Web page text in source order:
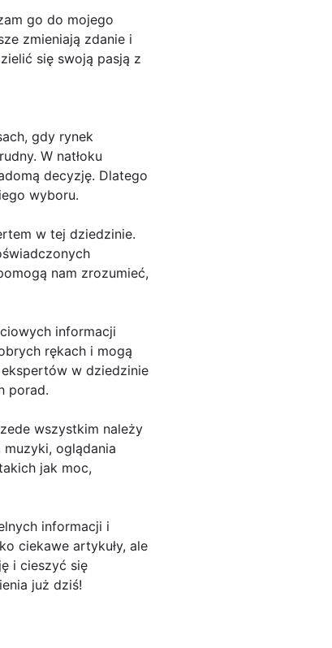
go do mojego
zmieniają zdanie i
się swoją pasją z
gdy rynek
W natłoku
decyzję. Dlatego
wyboru.
w tej dziedzinie.
nam zrozumieć,
informacji
rękach i mogą
w dziedzinie
porad.
wszystkim należy
oglądania
jak moc,
informacji i
ciekawe artykuły, ale
i cieszyć się
już dziś!